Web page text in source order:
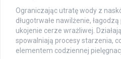
Ograniczając utratę wody z
długotrwałe nawilżenie,
ukojenie cerze wrażliwej.
spowalniają procesy starzenia,
elementem codziennej